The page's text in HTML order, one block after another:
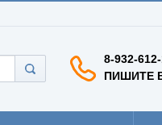
8-932-
ПИШИТЕ